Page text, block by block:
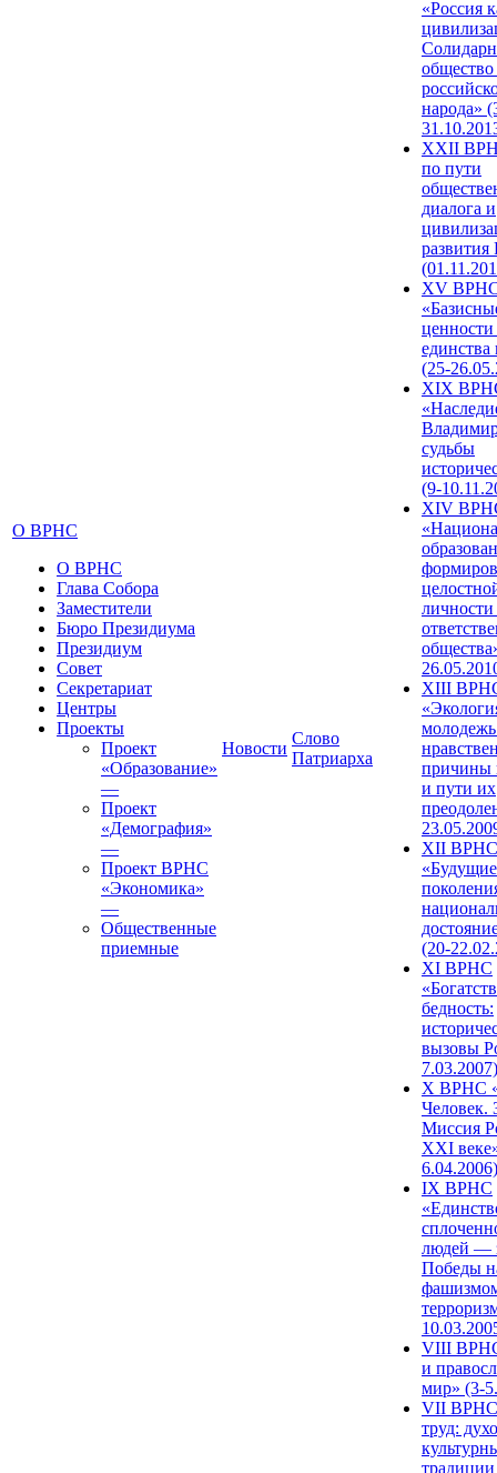
О ВРНС
О ВРНС
Глава Собора
Заместители
Бюро Президиума
Президиум
Совет
Секретариат
Центры
Проекты
Проект
«Образование»
—
Проект
«Демография»
—
Проект ВРНС
«Экономика»
—
Общественные
приемные
Новости
Слово
Патриарха
«Россия
народа»
XXII
по пути
диалога и
развития
XV
единства
(25-
XIX
судьбы
(9-
XIV
XIII
причины
и пути их
XII ВРНС
«Будущие
(20-
XI ВРНС
бедность:
вызовы
7.03.2007)
X ВРНС
Человек.
Миссия
XXI
6.04.2006)
IX ВРНС
людей —
Победы
VIII
и
мир» (3-
VII ВРНС
труд: